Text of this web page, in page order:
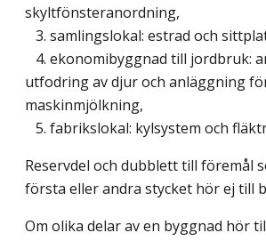
skyltfönsteranordning,
3. samlingslokal: estrad och
4. ekonomibyggnad till jordbruk:
utfodring av djur och anläggning
maskinmjölkning,
5. fabrikslokal: kylsystem och
Reservdel och dubblett till föremål
första eller andra stycket hör ej till
Om olika delar av en byggnad hör